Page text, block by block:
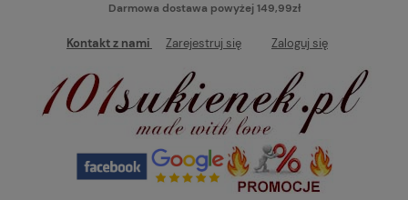
Darmowa dostawa powyżej 149,99zł
Kontakt z nami Zarejestruj się Zaloguj się